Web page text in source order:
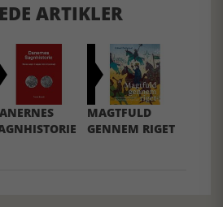
ARTIKLER
MAGTFULD
GENNEM RIGET